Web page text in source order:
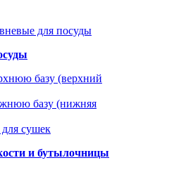
базу (верхний
базу (нижняя
сушек
и бутылочницы